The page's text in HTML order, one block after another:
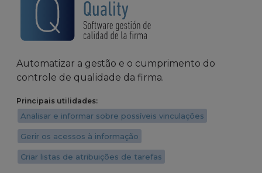
Automatizar a gestão e o cumprimento do
controle de qualidade da firma.
Principais utilidades:
Analisar e informar sobre possíveis vinculações
Gerir os acessos à informação
Criar listas de atribuições de tarefas